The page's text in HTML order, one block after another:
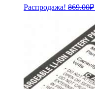
Распродажа! 869.00₽